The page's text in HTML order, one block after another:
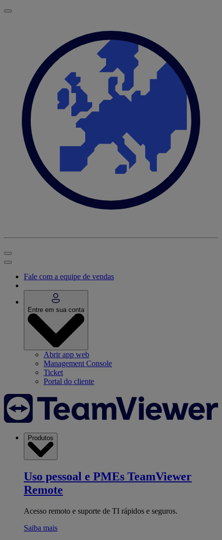
Fale com a equipe de vendas
Entre em sua conta
Abrir app web
Management Console
Ticket
Portal do cliente
Produtos
Uso pessoal e PMEs TeamViewer
Remote
Acesso remoto e suporte de TI rápidos e seguros.
Saiba mais